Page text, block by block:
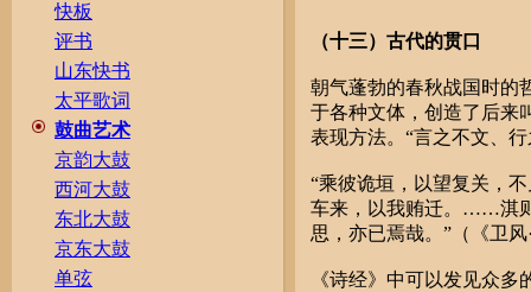
快板
评书
山东快书
太平歌词
鼓曲艺术
京韵大鼓
西河大鼓
东北大鼓
京东大鼓
单弦
（十三）古代的贯口
朝气蓬勃的春秋战国时的
于各种文体，创造了后来
表现方法。“言之不文、
“乘彼诡垣，以望复关，
车来，以我贿迁。……淇
思，亦已焉哉。”（《卫风
《诗经》中可以发见众